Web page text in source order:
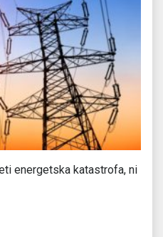
energetska katastrofa, ni